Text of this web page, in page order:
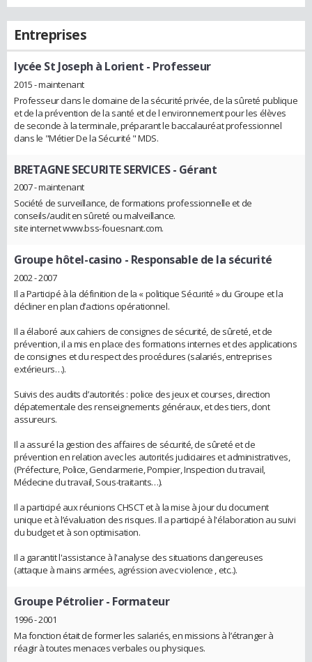
Entreprises
lycée St Joseph à Lorient - Professeur
2015 - maintenant
Professeur dans le domaine de la sécurité privée, de la sûreté publique
et de la prévention de la santé et de l environnement pour les élèves
de seconde à la terminale, préparant le baccalauréat professionnel
dans le "Métier De la Sécurité " MDS.
BRETAGNE SECURITE SERVICES- Gérant
2007 - maintenant
Société de surveillance, de formations professionnelle et de
conseils/audit en sûreté ou malveillance.
site internet www.bss-fouesnant.com.
Groupe hôtel-casino - Responsable de la sécurité
2002 - 2007
Il a Participé à la définition de la « politique Sécurité » du Groupe et la
décliner en plan d’actions opérationnel.
Il a élaboré aux cahiers de consignes de sécurité, de sûreté, et de
prévention, il a mis en place des formations internes et des applications
de consignes et du respect des procédures (salariés, entreprises
extérieurs…).
Suivis des audits d’autorités : police des jeux et courses, direction
dépatementale des renseignements généraux, et des tiers, dont
assureurs.
Il a assuré la gestion des affaires de sécurité, de sûreté et de
prévention en relation avec les autorités judiciaires et administratives,
(Préfecture, Police, Gendarmerie, Pompier, Inspection du travail,
Médecine du travail, Sous-traitants…).
Il a participé aux réunions CHSCT et à la mise à jour du document
unique et à l’évaluation des risques. Il a participé à l'élaboration au suivi
du budget et à son optimisation.
Il a garantit l'assistance à l'analyse des situations dangereuses
(attaque à mains armées, agréssion avec violence , etc..).
Groupe Pétrolier- Formateur
1996 - 2001
Ma fonction était de former les salariés, en missions à l’étranger à
réagir à toutes menaces verbales ou physiques.